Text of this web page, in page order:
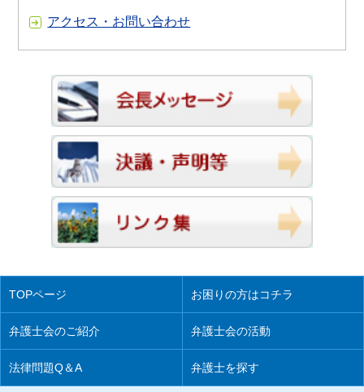
アクセス・お問い合わせ
TOPページ お困りの方はコチラ
弁護士会のご紹介 弁護士会の活動
法律問題Q＆A 弁護士を探す